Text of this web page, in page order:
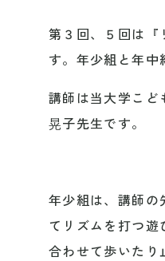
第３回、５回は『
す。年少組と年中
講師は当大学こど
晃子先生です。
年少組は、講師の
てリズムを打つ
合わせて歩いたり